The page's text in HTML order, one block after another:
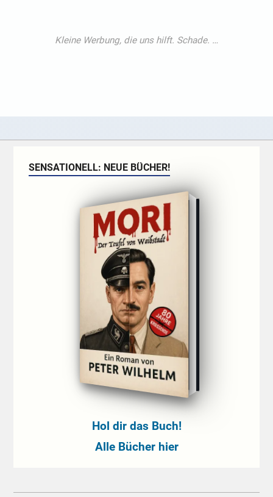
SENSATIONELL: NEUE BÜCHER!
Hol dir das Buch!
Alle Bücher hier